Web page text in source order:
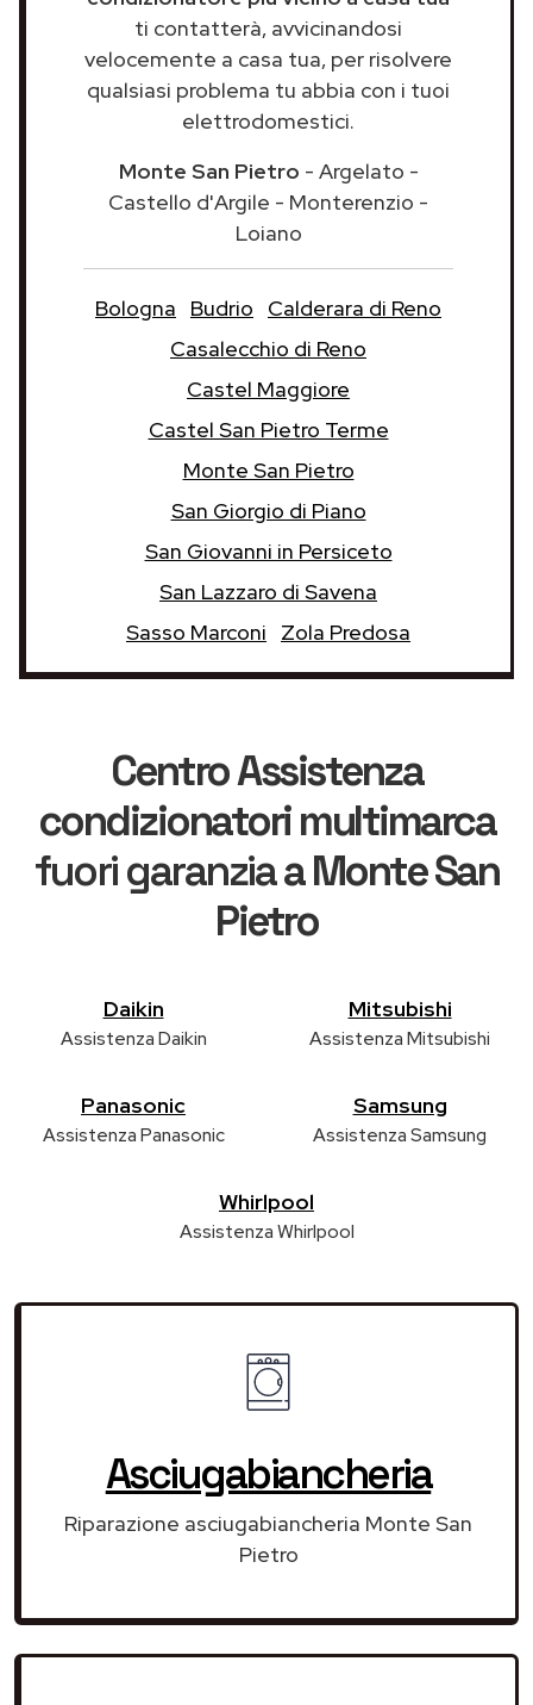
ti contatterà, avvicinandosi
velocemente a casa tua, per risolvere
qualsiasi problema tu abbia con i tuoi
elettrodomestici.
Monte San Pietro - Argelato -
Castello d'Argile - Monterenzio -
Loiano
Bologna Budrio
Calderara di Reno
Casalecchio di Reno
Castel Maggiore
Castel San Pietro Terme
Monte San Pietro
San Giorgio di Piano
San Giovanni in Persiceto
San Lazzaro di Savena
Sasso Marconi
Zola Predosa
Centro Assistenza
condizionatori multimarca
fuori garanziaa Monte San
Pietro
Daikin
Assistenza Daikin
Mitsubishi
Assistenza Mitsubishi
Panasonic
Assistenza Panasonic
Samsung
Assistenza Samsung
Whirlpool
Assistenza Whirlpool
Asciugabiancheria
Riparazione asciugabiancheria Monte San
Pietro